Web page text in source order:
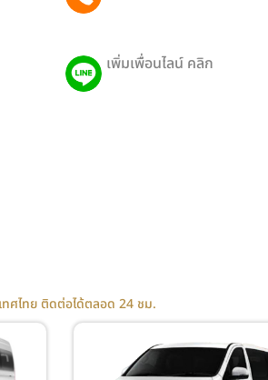
เพิ่มเพื่อนไลน์ คลิก
ศไทย ติดต่อได้ตลอด 24 ชม.